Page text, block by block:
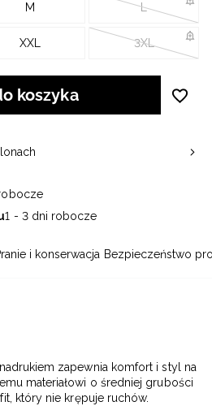
i konserwacja Bezpieczeństwo
zapewnia komfort i styl na
materiałowi o średniej grubości
który nie krępuje ruchów.
M L
XXL 3XL
koszyka
1 - 3 dni robocze